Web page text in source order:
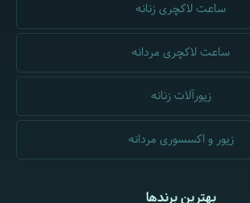
ساعت لاکچری زنانه
ساعت لاکچری مردانه
زیورآلات زنانه
زیور و اکسسوری مردانه
بهترین برندها